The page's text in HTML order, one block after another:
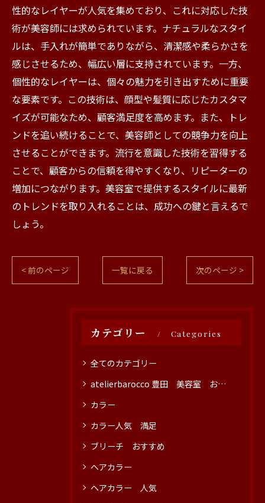
性的なレイヤーが人気を集めており、これに対応した技
術が美容師には求められています。ナチュラルなスタイ
ルは、手入れが簡単でありながら、清潔感や柔らかさを
感じさせるため、幅広い層に支持されています。一方、
個性的なレイヤーは、個々の魅力を引き出すために重要
な要素です。この技術は、顔型や髪質に応じたカスタマ
イズが可能なため、顧客満足度を高めます。また、トレ
ンドを追い続けることで、美容師としての競争力を向上
させることができます。流行を意識した技術を習得する
ことで、顧客からの信頼を得やすくなり、リピーターの
増加につながります。美容室で提供するスタイルに最新
のトレンドを取り入れることは、成功への鍵と言えるで
しょう。
< 前のページ 一覧に戻る 次のページ >
カテゴリー Categories
全てのカテゴリー
atelierbarocco 豊田 美容室 おすすめ
カラー
カラー人気 満足
ブリーチ おすすめ
ヘアカラー
ヘアカラー 人気